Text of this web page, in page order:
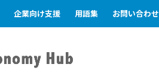
企業向け支援 用語集 お問い合わせ